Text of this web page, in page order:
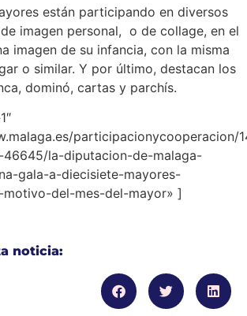
están participando en diversos
imagen personal, o de collage, en el
imagen de su infancia, con la misma
o similar. Y por último, destacan los
dominó, cartas y parchís.
participacionycooperacion/
46645/la-diputacion-de-malaga-
gala-a-diecisiete-mayores-
del-mes-del-mayor» ]
noticia: